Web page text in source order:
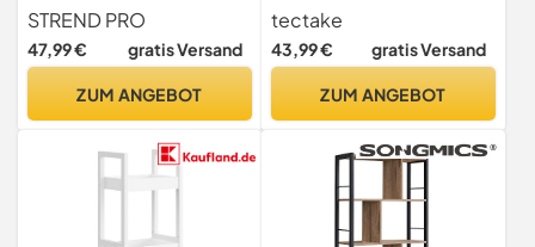
zusammenklappbarer
Aufbewahrungswagen, 250
kg Räder,
schwarzem Metall,
STREND PRO
47,99 € gratis Versand
ZUM ANGEBOT
Schwerlastregal,
Regalsystem stehend mit 8
Regal Böden, Metall
Werkstatteinrichtung,
Aufbewahrung, Lastenregal
tectake
43,99 € gratis Versand
ZUM ANGEBOT